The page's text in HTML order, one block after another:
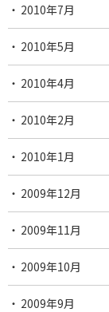
2010年7月
2010年5月
2010年4月
2010年2月
2010年1月
2009年12月
2009年11月
2009年10月
2009年9月